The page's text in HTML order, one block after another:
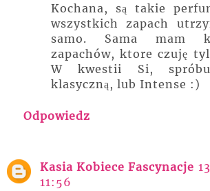
Kochana, są takie
wszystkich zapach
samo. Sama mam
zapachów, ktore czuję
W kwestii Si,
klasyczną, lub Intense :)
Odpowiedz
Kasia Kobiece Fascynacje
11:56